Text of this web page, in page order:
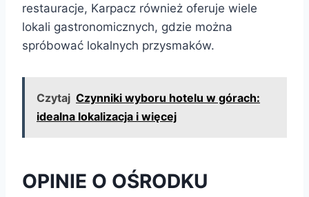
restauracje, Karpacz również oferuje wiele
lokali gastronomicznych, gdzie można
spróbować lokalnych przysmaków.
Czytaj Czynniki wyboru hotelu w górach:
idealna lokalizacja i więcej
OPINIE O OŚRODKU